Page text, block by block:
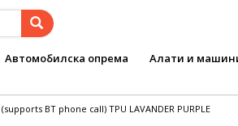
Автомобилска опрема Алати и
BT phone call) TPU LAVANDER PURPLE